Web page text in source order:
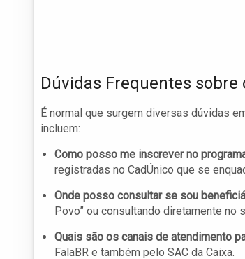
Dúvidas Frequentes sobre
É normal que surgem diversas dúvidas
incluem:
Como posso me inscrever no
registradas no CadÚnico que se
Onde posso consultar se sou
Povo” ou consultando diretamente
Quais são os canais de atendimento
FalaBR e também pelo SAC da Caixa.